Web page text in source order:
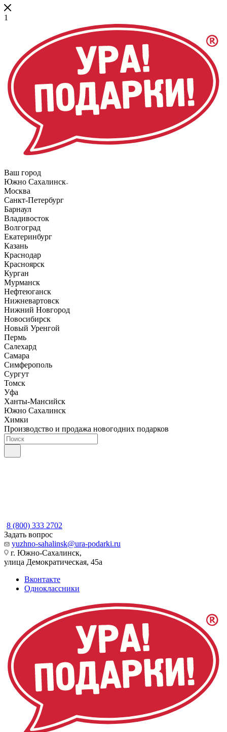
1
Ваш город
Южно Сахалинск
Москва
Санкт-Петербург
Барнаул
Владивосток
Волгоград
Екатеринбург
Казань
Краснодар
Красноярск
Курган
Мурманск
Нефтеюганск
Нижневартовск
Нижний Новгород
Новосибирск
Новый Уренгой
Пермь
Салехард
Самара
Симферополь
Сургут
Томск
Уфа
Ханты-Мансийск
Южно Сахалинск
Химки
Производство и продажа новогодних подарков
8 (800) 333 2702
Задать вопрос
yuzhno-sahalinsk@ura-podarki.ru
г. Южно-Сахалинск,
улица Демократическая, 45а
Вконтакте
Одноклассники